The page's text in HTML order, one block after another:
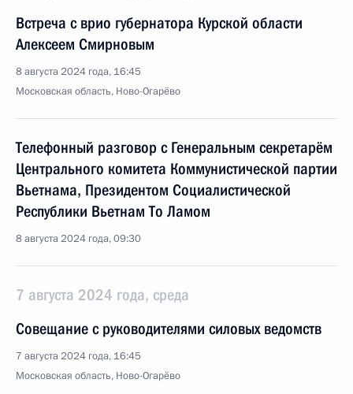
Встреча с врио губернатора Курской области
Алексеем Смирновым
8 августа 2024 года, 16:45
Московская область, Ново-Огарёво
Телефонный разговор с Генеральным секретарём
Центрального комитета Коммунистической партии
Вьетнама, Президентом Социалистической
Республики Вьетнам То Ламом
8 августа 2024 года, 09:30
7 августа 2024 года, среда
Совещание с руководителями силовых ведомств
7 августа 2024 года, 16:45
Московская область, Ново-Огарёво